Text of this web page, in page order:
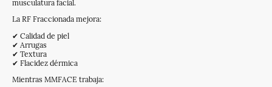
musculatura facial.
La RF Fraccionada mejora:
✔ Calidad de piel
✔ Arrugas
✔ Textura
✔ Flacidez dérmica
Mientras MMFACE trabaja: